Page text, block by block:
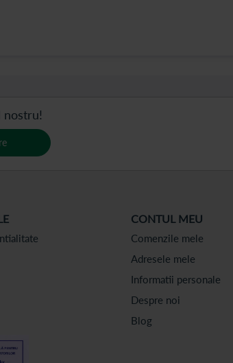
CONTUL MEU
Comenzile mele
Adresele mele
Informatii personale
Despre noi
Blog